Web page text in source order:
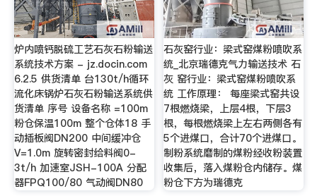
炉内喷钙脱硫工艺石灰石粉输送
系统技术方案 - jz.docin.com
6.2.5 供货清单 台130t/h循环
流化床锅炉石灰石粉输送系统供
货清单 序号 设备名称 =100m
粉仓保温100m 整个仓体18 手
动插板阀DN200 中间缓冲仓
V=1.0m 旋转密封给料阀0-
3t/h 加速室JSH-100A 分配
器FPQ100/80 气动阀DN80
石灰窑行业：梁式窑煤粉喷吹系
统_北京瑞德克气力输送技术 石
灰 窑行业：梁式窑煤粉喷吹系
统 工作原理： 每座梁式窑共设
7根燃烧梁，上层4根，下层3
根，每根燃烧梁上左右两侧各有
5个进煤口，合计70个进煤口。
制粉系统磨制的煤粉经收粉装置
收集后，落入煤粉仓内储存。煤
粉仓下方为瑞德克